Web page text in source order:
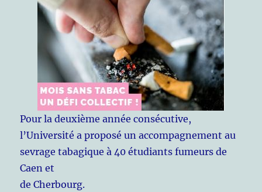
Pour la deuxième année consécutive,
l’Université a proposé un accompagnement au
sevrage tabagique à 40 étudiants fumeurs de
Caen et
de Cherbourg.